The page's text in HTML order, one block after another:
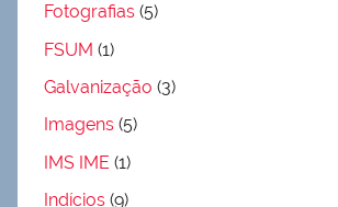
Fotografias (5)
FSUM (1)
Galvanização (3)
Imagens (5)
IMS IME (1)
Indícios (9)